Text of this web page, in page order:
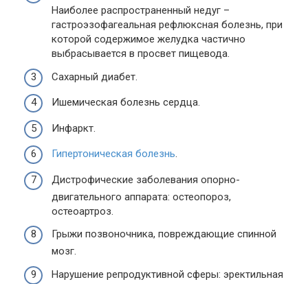
Наиболее распространенный недуг –
гастроэзофагеальная рефлюксная болезнь, при
которой содержимое желудка частично
выбрасывается в просвет пищевода.
Сахарный диабет.
Ишемическая болезнь сердца.
Инфаркт.
Гипертоническая болезнь.
Дистрофические заболевания опорно-
двигательного аппарата: остеопороз,
остеоартроз.
Грыжи позвоночника, повреждающие спинной
мозг.
Нарушение репродуктивной сферы: эректильная